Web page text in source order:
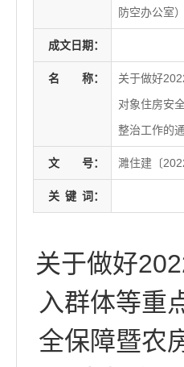
防空办公室）
成文日期：
名 称：
关于做好
对象住房安
整治工作的
文 号： 濉住建〔
关 键 词：
关于做好
入群体等重
全保障暨农